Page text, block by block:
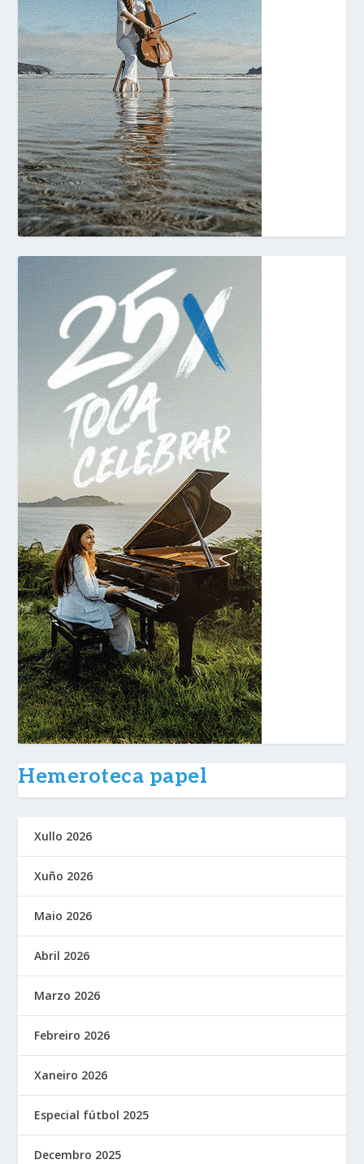
Hemeroteca papel
Xullo 2026
Xuño 2026
Maio 2026
Abril 2026
Marzo 2026
Febreiro 2026
Xaneiro 2026
Especial fútbol 2025
Decembro 2025